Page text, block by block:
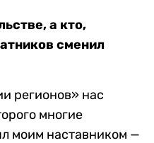
а кто,
сменил
регионов» нас
многие
моим наставником —